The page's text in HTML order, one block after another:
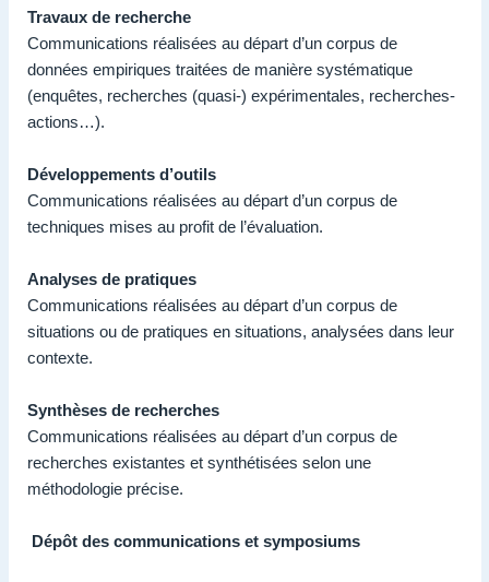
Travaux de recherche
Communications réalisées au départ d’un corpus de
données empiriques traitées de manière systématique
(enquêtes, recherches (quasi-) expérimentales, recherches-
actions…).
Développements d’outils
Communications réalisées au départ d’un corpus de
techniques mises au profit de l’évaluation.
Analyses de pratiques
Communications réalisées au départ d’un corpus de
situations ou de pratiques en situations, analysées dans leur
contexte.
Synthèses de recherches
Communications réalisées au départ d’un corpus de
recherches existantes et synthétisées selon une
méthodologie précise.
Dépôt des communications et symposiums